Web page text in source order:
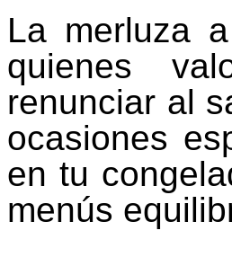
La merluza
quienes
renunciar al
ocasiones
en tu
menús